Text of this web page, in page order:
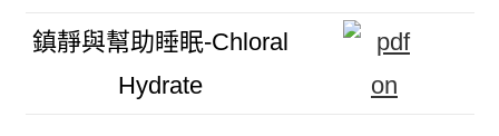
鎮靜與幫助睡眠-Chloral
Hydrate